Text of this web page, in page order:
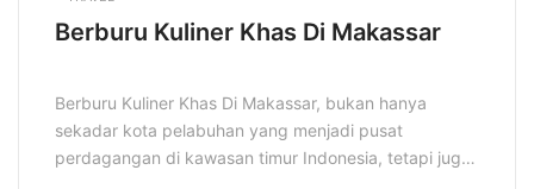
Berburu Kuliner Khas Di Makassar
Berburu Kuliner Khas Di Makassar, bukan hanya
sekadar kota pelabuhan yang menjadi pusat
perdagangan di kawasan timur Indonesia, tetapi juga